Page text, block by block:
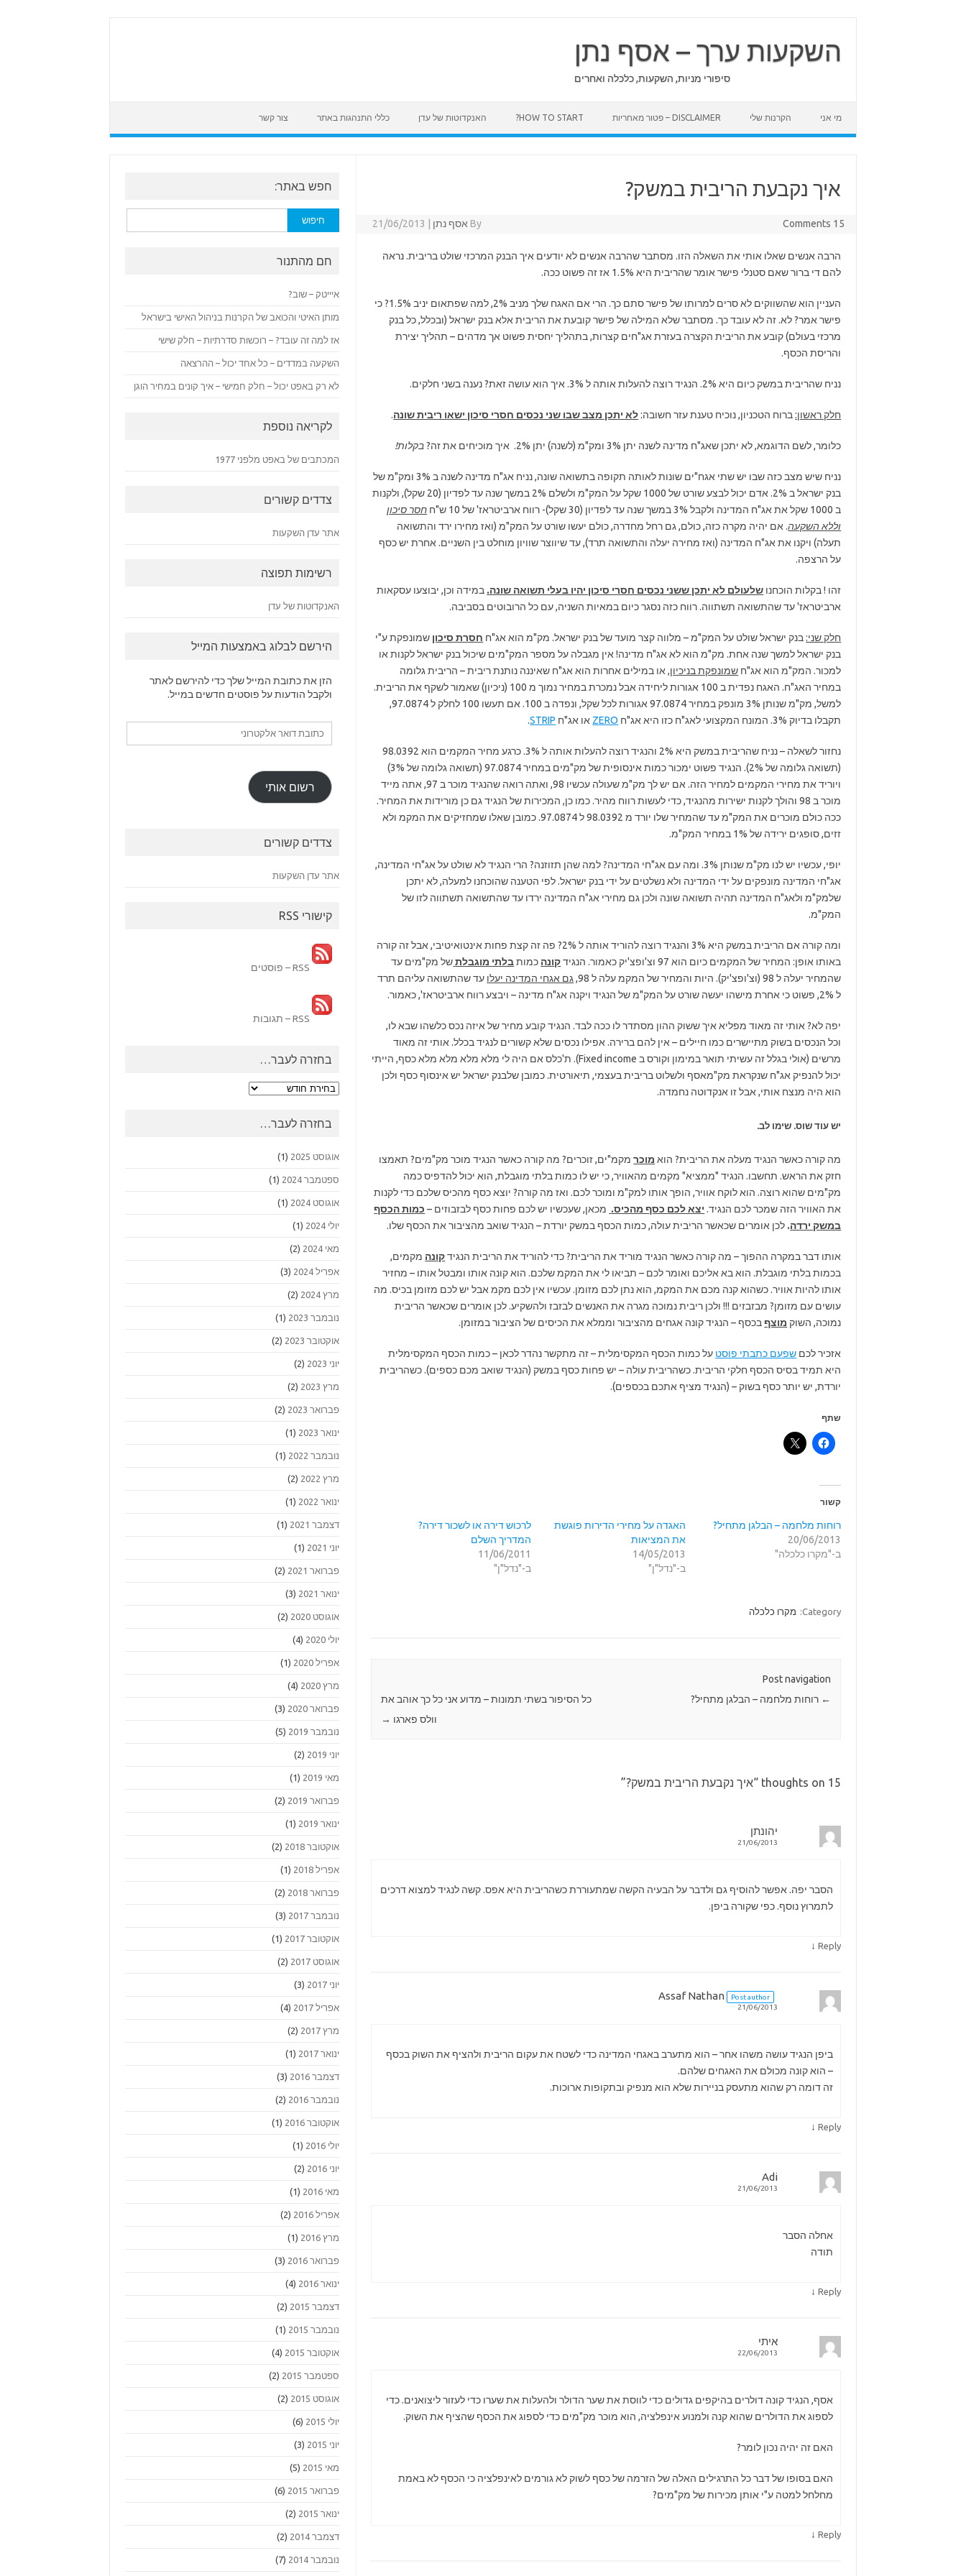
השקעות ערך – אסף נתן
סיפורי מניות, השקעות, כלכלה ואחרים
מי אני הקרנות שלי DISCLAIMER – פטור מאחריות HOW TO START? האנקדוטות של עדן כללי התנהגות באתר צור קשר
איך נקבעת הריבית במשק?
By אסף נתן 21/06/2013 15 Comments
הרבה אנשים שאלו אותי את השאלה הזו. מסתבר שהרבה אנשים לא יודעים איך הבנק המרכזי שולט בריבית. נראה
להם די ברור שאם סטנלי פישר אומר שהריבית היא 1.5% אז זה פשוט ככה.
העניין הוא שהשווקים לא סרים למרותו של פישר סתם כך. הרי אם האגח שלך מניב 2%, למה שפתאום יניב 1.5%? כי
פישר אמר? לא. זה לא עובד כך. מסתבר שלא המילה של פישר קובעת את הריבית אלא בנק ישראל (ובכלל, כל בנק
מרכזי בעולם) קובע את הריבית הקצרה בעזרת אג"חים קצרות, בתהליך יחסית פשוט אך מדהים – תהליך יצירת
והריסת הכסף.
נניח שהריבית במשק כיום היא 2%. הנגיד רוצה להעלות אותה ל 3%. איך הוא עושה זאת? נענה בשני חלקים.
חלק ראשון:ברוח הטכניון, נוכיח טענת עזר חשובה:לא יתכן מצב שבו שני נכסים חסרי סיכון ישאו ריבית שונה.
כלומר, לשם הדוגמא, לא יתכן שאג"ח מדינה לשנה יתן 3% ומק"מ (לשנה) יתן 2%. איך מוכיחים את זה? בקלות!
נניח שיש מצב כזה שבו יש שתי אגח"ים שונות לאותה תקופה בתשואה שונה, נניח אג"ח מדינה לשנה ב 3% ומק"מ של
בנק ישראל ב 2%. אדם יכול לבצע שורט של 1000 שקל על המק"מ ולשלם 2% במשך שנה עד לפדיון (20 שקל), ולקנות
ב 1000 שקל את אג"ח המדינה ולקבל 3% במשך שנה עד לפדיון (30 שקל)- רווח ארביטראז' של 10 ש"ח
חסר סיכון
וללא השקעה. אם יהיה מקרה כזה, כולם, גם רחל מחדרה, כולם יעשו שורט על המק"מ (ואז מחירו ירד והתשואה
תעלה) ויקנו את אג"ח המדינה (ואז מחירה יעלה והתשואה תרד), עד שיווצר שוויון מוחלט בין השניים. אחרת יש כסף
על הרצפה.
זהו ! בקלות הוכחנו שלעולם לא יתכן ששני נכסים חסרי סיכון יהיו בעלי תשואה שונה. במידה וכן, יבוצעו עסקאות
ארביטראז' עד שהתשואה תשתווה. רווח כזה נסגר כיום במאיות השניה, עם כל הרובוטים בסביבה.
חלק שני:בנק ישראל שולט על המק"מ – מלווה קצר מועד של בנק ישראל. מק"מ הוא אג"ח חסרת סיכון שמונפקת ע"י
בנק ישראל למשך שנה אחת. מק"מ הוא לא אג"ח מדינה! אין מגבלה על מספר המק"מים שיכול בנק ישראל לקנות או
למכור. המק"מ הוא אג"ח שמונפקת בניכיון,או במילים אחרות הוא אג"ח שאיננה נותנת ריבית – הריבית גלומה
במחיר האג"ח. האגח נפדית ב 100 אגורות ליחידה אבל נמכרת במחיר נמוך מ 100 (ניכיון) שאמור לשקף את הריבית.
למשל, מק"מ שנותן 3% מונפק במחיר 97.0874 אגורות לכל שקל, ונפדה ב 100. אם תעשו 100 לחלק ל 97.0874,
תקבלו בדיוק 3%. המונח המקצועי לאג"ח כזו היא אג"ח
ZERO או אג"ח STRIP
.
נחזור לשאלה – נניח שהריבית במשק היא 2% והנגיד רוצה להעלות אותה ל 3%. כרגע מחיר המקמים הוא 98.0392
(תשואה גלומה של 2%). הנגיד פשוט ימכור כמות אינסופית של מק"מים במחיר 97.0874 (תשואה גלומה של 3%)
ויוריד את מחירי המקמים למחיר הזה. אם יש לך מק"מ שעולה עכשיו 98, ואתה רואה שהנגיד מוכר ב 97, אתה מייד
מוכר ב 98 והולך לקנות ישירות מהנגיד, כדי לעשות רווח מהיר. כמו כן, המכירות של הנגיד גם כן מורידות את המחיר.
ככה כולם מוכרים את המק"מ עד שהמחיר שלו יורד מ 98.0392 ל 97.0874. כמובן שאלו שמחזיקים את המקמ ולא
זזים, סופגים ירידה של 1% במחיר המק"מ.
יופי, עכשיו יש לנו מק"מ שנותן 3%. ומה עם אג"חי המדינה? למה שהן תזוזנה? הרי הנגיד לא שולט על אג"חי המדינה,
אג"חי המדינה מונפקים על ידי המדינה ולא נשלטים על ידי בנק ישראל. לפי הטענה שהוכחנו למעלה, לא יתכן
שלמק"מ ולאג"ח המדינה תהיה תשואה שונה ולכן גם מחירי אג"ח המדינה ירדו עד שהתשואה תשתווה לזו של
המק"מ.
ומה קורה אם הריבית במשק היא 3% והנגיד רוצה להוריד אותה ל 2%? פה זה קצת פחות אינטואיטיבי, אבל זה קורה
באותו אופן: המחיר של המקמים כיום הוא 97 וצ'ופצ'יק כאמור. הנגיד
קונה כמותבלתי מוגבלת של מק"מים עד
שהמחיר יעלה ל 98 (וצ'ופצ'יק). היות והמחיר של המקמ עלה ל 98,
גם אגחי המדינה יעלו עד שהתשואה עליהם תרד
ל 2%, פשוט כי אחרת מישהו יעשה שורט על המק"מ של הנגיד ויקנה אג"ח מדינה – ויבצע רווח ארביטראז', כאמור.
יפה לא? אותי זה מאוד מפליא איך ששוק ההון מסתדר לו ככה לבד. הנגיד קובע מחיר של איזה נכס כלשהו שבא לו,
וכל הנכסים בשוק מתיישרים כמו חיילים – אין להם ברירה. אפילו נכסים שלא קשורים לנגיד בכלל. אותי זה מאוד
מרשים (אולי בגלל זה עשיתי תואר במימון וקורס ב Fixed income). ת'כלס אם היה לי מלא מלא מלא מלא כסף, הייתי
יכול להנפיק אג"ח שנקראת מק"מאסף ולשלוט בריבית בעצמי, תיאורטית. כמובן שלבנק ישראל יש אינסוף כסף ולכן
הוא היה מנצח אותי, אבל זו אנקדוטה נחמדה.
יש עוד שוס. שימו לב.
מה קורה כאשר הנגיד מעלה את הריבית? הוא מוכר מקמ"ים, זוכרים? מה קורה כאשר הנגיד מוכר מק"מים? תאמצו
חזק את הראש. תחשבו. הנגיד "ממציא" מקמים מהאוויר, כי יש לו כמות בלתי מוגבלת, הוא יכול להדפיס כמה
מק"מים שהוא רוצה. הוא לוקח אוויר, הופך אותו למק"מ ומוכר לכם. ואז מה קורה? יוצא כסף מהכיס שלכם כדי לקנות
את האוויר הזה שמכר לכם הנגיד. יצא לכם כסף מהכיס. מכאן, שעכשיו יש לכם פחות כסף לבזבוזים – כמות הכסף
במשקירדה. לכן אומרים שכאשר הריבית עולה, כמות הכסף במשק יורדת – הנגיד שואב מהציבור את הכסף שלו.
אותו דבר במקרה ההפוך – מה קורה כאשר הנגיד מוריד את הריבית? כדי להוריד את הריבית הנגידקונה מקמים,
בכמות בלתי מוגבלת. הוא בא אליכם ואומר לכם – תביאו לי את המקמ שלכם. הוא קונה אותו ומבטל אותו – מחזיר
אותו להיות אוויר. כשהוא קנה מכם את המקמ, הוא נתן לכם מזומן. עכשיו אין לכם מקמ אבל יש לכם מזומן בכיס. מה
עושים עם מזומן? מבזבזים !!! ולכן ריבית נמוכה מגרה את האנשים לבזבז ולהשקיע. לכן אומרים שכאשר הריבית
נמוכה, השוק מוצף בכסף – הנגיד קונה אגחים מהציבור וממלא את הכיסים של הציבור במזומן.
אזכיר לכם שפעם כתבתי פוסט על כמות הכסף המקסימלית – זה מתקשר נהדר לכאן – כמות הכסף המקסימלית
היא תמיד בסיס הכסף חלקי הריבית. כשהריבית עולה – יש פחות כסף במשק (הנגיד שואב מכם כספים). כשהריבית
יורדת, יש יותר כסף בשוק – (הנגיד מציף אתכם בכספים).
שתף
קשור
רוחות מלחמה – הבלגן מתחיל?
20/06/2013
ב-"מקרו כלכלה"
האגדה על מחירי הדירות פוגשת
את המציאות
14/05/2013
ב-"נדל"ן"
לרכוש דירה או לשכור דירה?
המדריך השלם
11/06/2011
ב-"נדל"ן"
Category: מקרו כלכלה
Post navigation
← רוחות מלחמה – הבלגן מתחיל?
כל הסיפור בשתי תמונות – מדוע אני כל כך אוהב את
וולס פארגו →
15 thoughts on “ איך נקבעת הריבית במשק?”
יהונתן
21/06/2013
הסבר יפה. אפשר להוסיף גם ולדבר על הבעיה הקשה שמתעוררת כשהריבית היא אפס. קשה לנגיד למצוא דרכים
לתמרוץ נוסף. כפי שקורה ביפן.
Reply
↓
Assaf Nathan
Post author
21/06/2013
ביפן הנגיד עושה משהו אחר – הוא מתערב באגחי המדינה כדי לשטח את עקום הריבית ולהציף את השוק בכסף
– הוא קונה מכולם את האגחים שלהם.
זה דומה רק שהוא מתעסק בניירות שלא הוא מנפיק ובתקופות ארוכות.
Reply
↓
Adi
21/06/2013
אחלה הסבר
תודה
Reply
↓
איתי
22/06/2013
אסף, הנגיד קונה דולרים בהיקפים גדולים כדי לווסת את שער הדולר ולהעלות את שערו כדי לעזור ליצואנים. כדי
לספוג את הדולרים שהוא קנה ולמנוע אינפלציה, הוא מוכר מק"מים כדי לספוג את הכסף שהציף את השוק.
האם זה יהיה נכון לומר?
האם בסופו של דבר כל התרגילים האלה של הזרמה של כסף לשוק לא גורמים לאינפלציה כי הכסף לא באמת
מחלחל למטה ע"י אותן מכירות של מק"מים?
Reply
↓
חפש באתר:
חיפוש:
חם מהתנור
איייטק – שוב?
מותן האיטי והכואב של הקרנות בניהול האישי בישראל
אז למה זה עובד? – רוכשות סדרתיות – חלק שישי
השקעה במדדים – כל אחד יכול – ההרצאה
לא רק באפט יכול – חלק חמישי – איך קונים במחיר הוגן
לקריאה נוספת
המכתבים של באפט מלפני 1977
צדדים קשורים
אתר עדן השקעות
רשימות תפוצה
האנקדוטות של עדן
הירשם לבלוג באמצעות המייל
הזן את כתובת המייל שלך כדי להירשם לאתר
ולקבל הודעות על פוסטים חדשים במייל.
רשום אותי
צדדים קשורים
אתר עדן השקעות
קישורי RSS
בחזרה לעבר…
בחזרה
בחזרה לעבר…
אוגוסט 2025 (1)
ספטמבר 2024 (1)
אוגוסט 2024 (1)
יולי 2024 (1)
מאי 2024 (2)
אפריל 2024 (3)
מרץ 2024 (2)
נובמבר 2023 (1)
אוקטובר 2023 (2)
יוני 2023 (2)
מרץ 2023 (2)
פברואר 2023 (2)
ינואר 2023 (1)
נובמבר 2022 (1)
מרץ 2022 (2)
ינואר 2022 (1)
דצמבר 2021 (1)
יוני 2021 (1)
פברואר 2021 (2)
ינואר 2021 (3)
אוגוסט 2020 (2)
יולי 2020 (4)
אפריל 2020 (1)
מרץ 2020 (4)
פברואר 2020 (3)
נובמבר 2019 (5)
יוני 2019 (2)
מאי 2019 (1)
פברואר 2019 (2)
ינואר 2019 (1)
אוקטובר 2018 (2)
אפריל 2018 (1)
פברואר 2018 (2)
נובמבר 2017 (3)
אוקטובר 2017 (1)
אוגוסט 2017 (2)
יוני 2017 (3)
אפריל 2017 (4)
מרץ 2017 (2)
ינואר 2017 (1)
דצמבר 2016 (3)
נובמבר 2016 (2)
אוקטובר 2016 (1)
יולי 2016 (1)
יוני 2016 (2)
מאי 2016 (1)
אפריל 2016 (2)
מרץ 2016 (1)
פברואר 2016 (3)
ינואר 2016 (4)
דצמבר 2015 (2)
נובמבר 2015 (1)
אוקטובר 2015 (4)
ספטמבר 2015 (2)
אוגוסט 2015 (2)
יולי 2015 (6)
יוני 2015 (3)
מאי 2015 (5)
פברואר 2015 (6)
ינואר 2015 (2)
דצמבר 2014 (2)
נובמבר 2014 (7)